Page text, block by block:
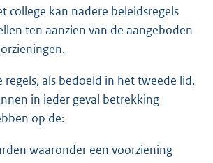
college kan nadere beleidsregels
ten aanzien van de aangeboden
regels, als bedoeld in het tweede lid,
in ieder geval betrekking
op de:
waaronder een voorziening